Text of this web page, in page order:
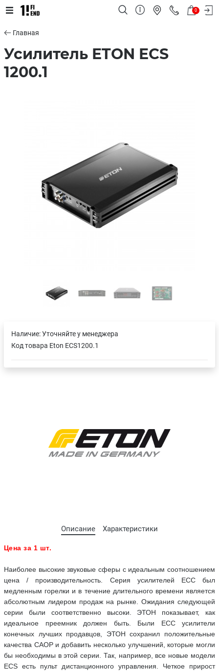
0
Главная
Усилитель ETON ECS
1200.1
Описание Характеристики
Цена за 1 шт.
Наиболее высокие звуковые сферы с идеальным соотношением
цена / производительность. Серия усилителей ECC был
медленным горелки и в течение длительного времени является
абсолютным лидером продаж на рынке. Ожидания следующей
серии были соответственно высоки. ЭТОН показывает, как
идеальное преемник должен быть. Были ECC усилители
конечных лучших продавцов, ЭТОН сохранил положительные
качества САОР и добавить несколько улучшений, которые могли
бы необходимы в этой серии. Так, например, все новые модели
ECS есть пульт дистанционного управления. Четкое прирост
Наличие:Уточняйте у менеджера
Код товара Eton ECS1200.1